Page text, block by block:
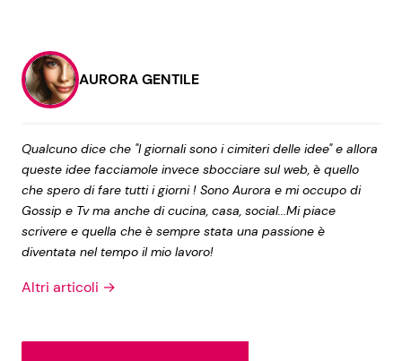
AURORA GENTILE
Qualcuno dice che "I giornali sono i cimiteri delle idee" e allora
queste idee facciamole invece sbocciare sul web, è quello
che spero di fare tutti i giorni ! Sono Aurora e mi occupo di
Gossip e Tv ma anche di cucina, casa, social...Mi piace
scrivere e quella che è sempre stata una passione è
diventata nel tempo il mio lavoro!
Altri articoli →